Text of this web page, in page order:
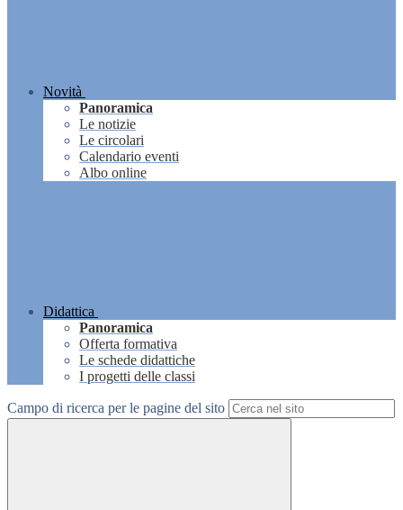
Novità
Panoramica
Le notizie
Le circolari
Calendario eventi
Albo online
Didattica
Panoramica
Offerta formativa
Le schede didattiche
I progetti delle classi
Campo di ricerca per le pagine del sito